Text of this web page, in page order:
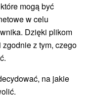
NAJDROŻSZE NA
mogą być
w celu
Dzięki plikom
z tym, czego
na jakie